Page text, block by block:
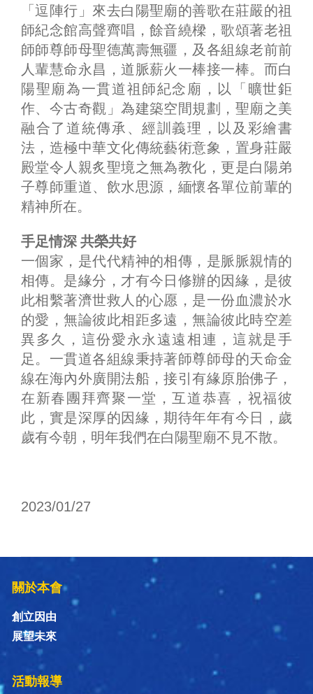
「逗陣行」來去白陽聖廟的善歌在莊嚴的祖
師紀念館高聲齊唱，餘音繞樑，歌頌著老祖
師師尊師母聖德萬壽無疆，及各組線老前前
人輩慧命永昌，道脈薪火一棒接一棒。而白
陽聖廟為一貫道祖師紀念廟，以「曠世鉅
作、今古奇觀」為建築空間規劃，聖廟之美
融合了道統傳承、經訓義理，以及彩繪書
法，造極中華文化傳統藝術意象，置身莊嚴
殿堂令人親炙聖境之無為教化，更是白陽弟
子尊師重道、飲水思源，緬懷各單位前輩的
精神所在。
手足情深 共榮共好
一個家，是代代精神的相傳，是脈脈親情的
相傳。是緣分，才有今日修辦的因緣，是彼
此相繫著濟世救人的心愿，是一份血濃於水
的愛，無論彼此相距多遠，無論彼此時空差
異多久，這份愛永永遠遠相連，這就是手
足。一貫道各組線秉持著師尊師母的天命金
線在海內外廣開法船，接引有緣原胎佛子，
在新春團拜齊聚一堂，互道恭喜，祝福彼
此，實是深厚的因緣，期待年年有今日，歲
歲有今朝，明年我們在白陽聖廟不見不散。
2023/01/27
關於本會
創立因由
展望未來
活動報導